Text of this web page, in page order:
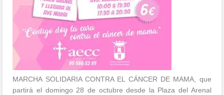
MARCHA SOLIDARIA CONTRA EL CÁNCER DE MAMA, que
partirá el domingo 28 de octubre desde la Plaza del Arenal